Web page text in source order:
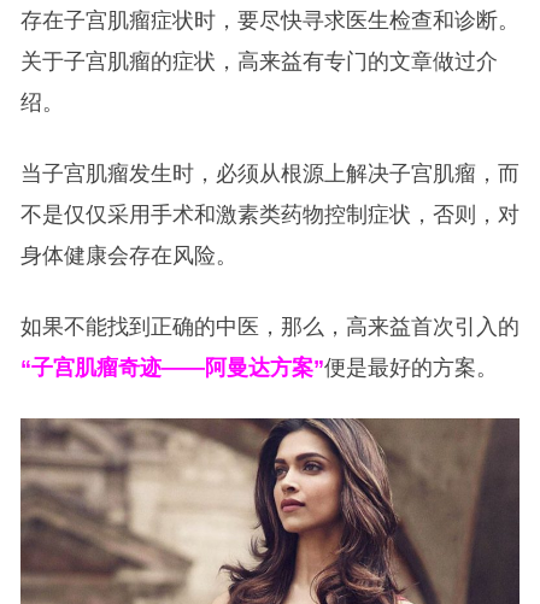
存在子宫肌瘤症状时，要尽快寻求医生检查和诊断。
关于子宫肌瘤的症状，高来益有专门的文章做过介
绍。
当子宫肌瘤发生时，必须从根源上解决子宫肌瘤，而
不是仅仅采用手术和激素类药物控制症状，否则，对
身体健康会存在风险。
如果不能找到正确的中医，那么，高来益首次引入的
“子宫肌瘤奇迹——阿曼达方案”便是最好的方案。